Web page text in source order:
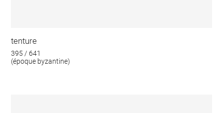
tenture
395 / 641
(époque byzantine)